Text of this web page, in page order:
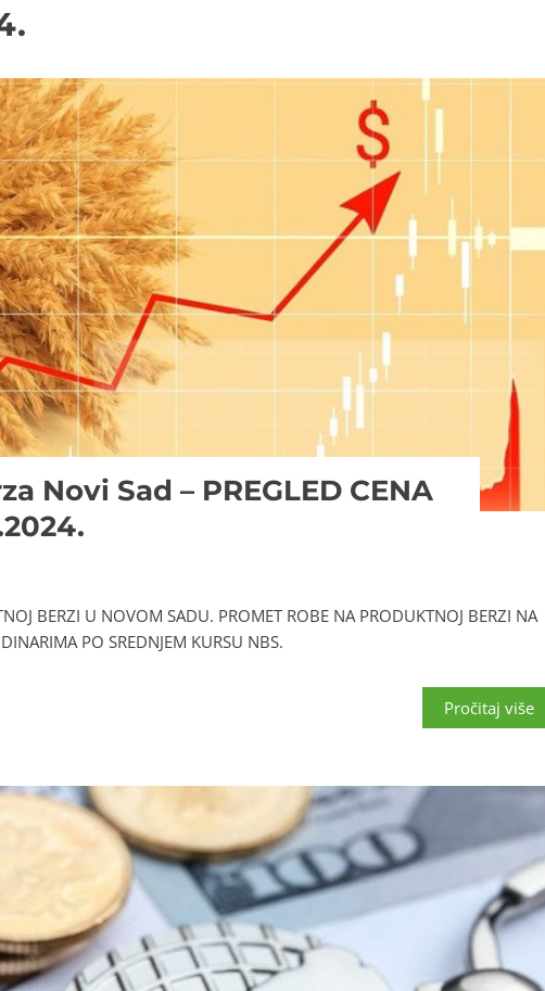
Novi Sad – PREGLED CENA
BERZI U NOVOM SADU. PROMET ROBE NA PRODUKTNOJ BERZI NA
PO SREDNJEM KURSU NBS.
Pročitaj više